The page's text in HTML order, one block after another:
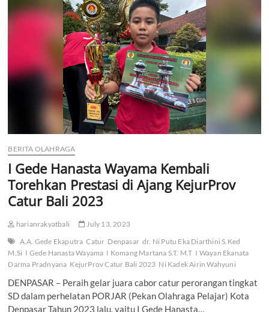
Semakin
Unjuk
Dunia
Catur”
Berhasil
Lomba
Tingkat
Nasional
dalam
Satu
Bulan
BERITA OLAHRAGA
I Gede Hanasta Wayama Kembali
Torehkan Prestasi di Ajang KejurProv
Catur Bali 2023
harianrakyatbali
July 13, 2023
A.A. Gede Ekaputra Catur Denpasar dr. Ni Putu Eka Diarthini S.Ked
M.Si I Gede Hanasta Wayama I Komang Martana S.T. M.T I Wayan Ekanata
Darma Pradnyana KejurProv Catur Bali 2023 Ni Kadek Airin Wahyuni
DENPASAR – Peraih gelar juara cabor catur perorangan tingkat
SD dalam perhelatan PORJAR (Pekan Olahraga Pelajar) Kota
Denpasar Tahun 2023 lalu, yaitu I Gede Hanasta…